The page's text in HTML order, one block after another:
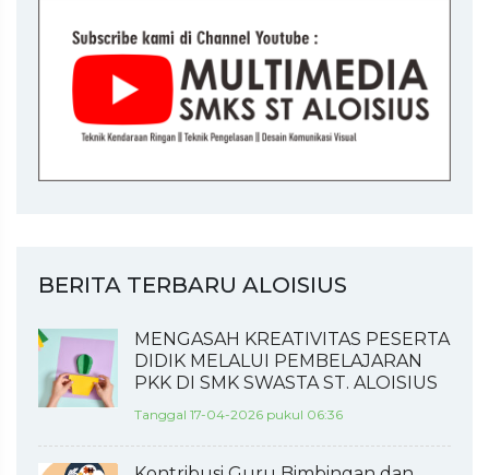
BERITA TERBARU ALOISIUS
MENGASAH KREATIVITAS PESERTA
DIDIK MELALUI PEMBELAJARAN
PKK DI SMK SWASTA ST. ALOISIUS
Tanggal 17-04-2026 pukul 06:36